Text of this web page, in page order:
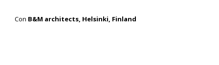
Con B&M architects, Helsinki, Finland